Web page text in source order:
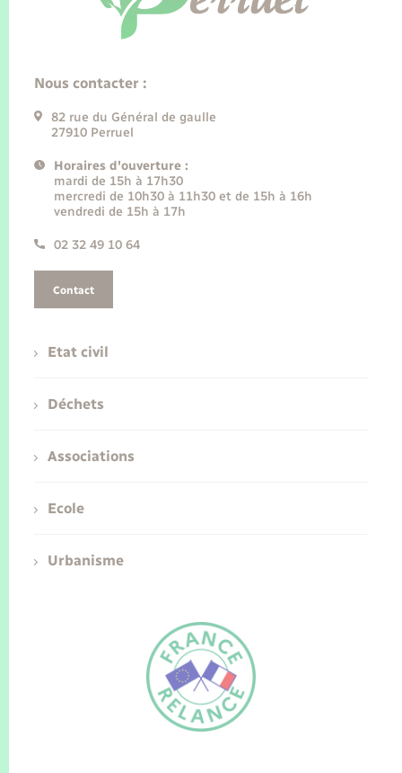
Nous contacter :
82 rue du Général de gaulle
27910 Perruel
Horaires d'ouverture :
mardi de 15h à 17h30
mercredi de 10h30 à 11h30 et de 15h à 16h
vendredi de 15h à 17h
02 32 49 10 64
Contact
Etat civil
Déchets
Associations
Ecole
Urbanisme